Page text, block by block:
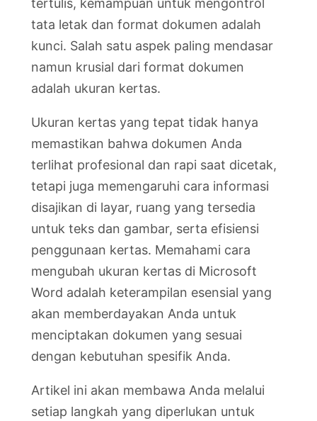
tertulis, kemampuan untuk mengontrol
tata letak dan format dokumen adalah
kunci. Salah satu aspek paling mendasar
namun krusial dari format dokumen
adalah ukuran kertas.
Ukuran kertas yang tepat tidak hanya
memastikan bahwa dokumen Anda
terlihat profesional dan rapi saat dicetak,
tetapi juga memengaruhi cara informasi
disajikan di layar, ruang yang tersedia
untuk teks dan gambar, serta efisiensi
penggunaan kertas. Memahami cara
mengubah ukuran kertas di Microsoft
Word adalah keterampilan esensial yang
akan memberdayakan Anda untuk
menciptakan dokumen yang sesuai
dengan kebutuhan spesifik Anda.
Artikel ini akan membawa Anda melalui
setiap langkah yang diperlukan untuk